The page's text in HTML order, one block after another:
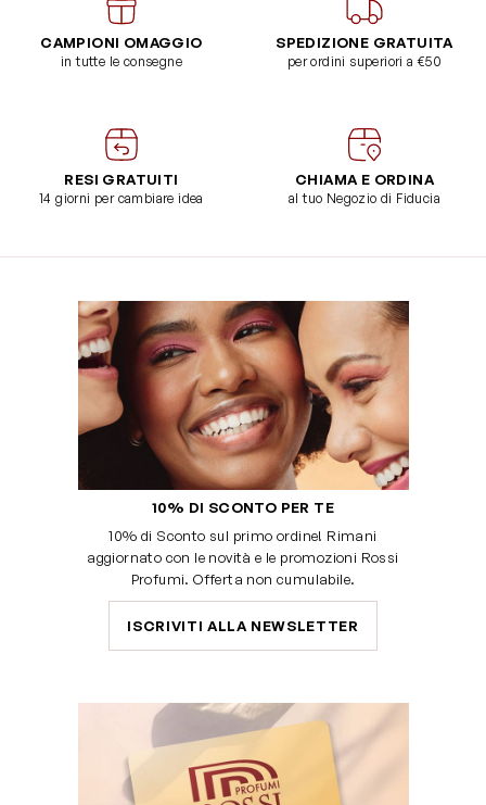
CAMPIONI OMAGGIO
in tutte le consegne
SPEDIZIONE GRATUITA
per ordini superiori a €50
RESI GRATUITI
14 giorni per cambiare idea
CHIAMA E ORDINA
al tuo Negozio di Fiducia
10% DI SCONTO PER TE
10% di Sconto sul primo ordine! Rimani
aggiornato con le novità e le promozioni Rossi
Profumi. Offerta non cumulabile.
ISCRIVITI ALLA NEWSLETTER